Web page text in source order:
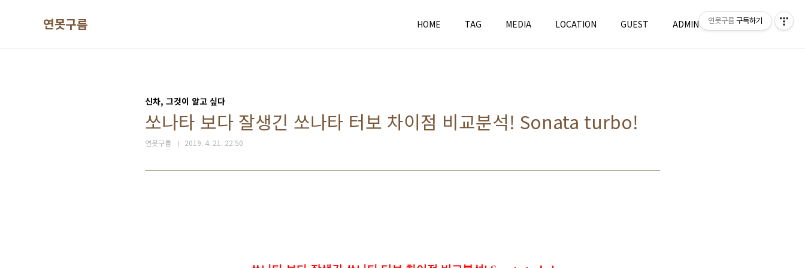
연못구름 HOME TAG MEDIA LOCATION GUEST ADMIN WRITE
신차, 그것이 알고 싶다
쏘나타 보다 잘생긴 쏘나타 터보 차이점 비교분석! Sonata turbo!
연못구름 2019. 4. 21. 22:50
연못구름 구독하기